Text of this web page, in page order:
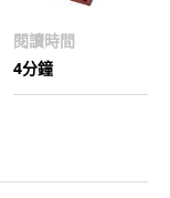
閱讀時間
4分鐘